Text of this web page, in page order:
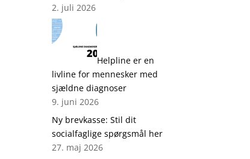
2. juli 2026
Helpline er en
livline for mennesker med
sjældne diagnoser
9. juni 2026
Ny brevkasse: Stil dit
socialfaglige spørgsmål her
27. maj 2026